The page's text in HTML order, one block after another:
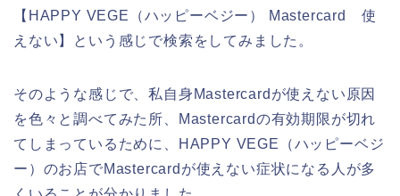
【HAPPY VEGE（ハッピーベジー） Mastercard 使
えない】という感じで検索をしてみました。
そのような感じで、私自身Mastercardが使えない原因
を色々と調べてみた所、Mastercardの有効期限が切れ
てしまっているために、HAPPY VEGE（ハッピーベジ
ー）のお店でMastercardが使えない症状になる人が多